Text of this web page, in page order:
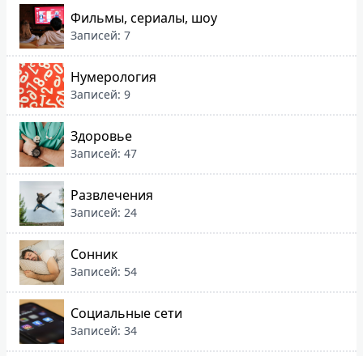
Фильмы, сериалы, шоу
Записей: 7
Нумерология
Записей: 9
Здоровье
Записей: 47
Развлечения
Записей: 24
Сонник
Записей: 54
Социальные сети
Записей: 34